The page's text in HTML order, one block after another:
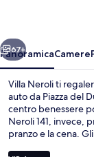
Avanti
67+
PanoramicaCamere
Villa Neroli ti
auto da Piazza del
centro benessere
Neroli 141, invece,
pranzo e la cena.